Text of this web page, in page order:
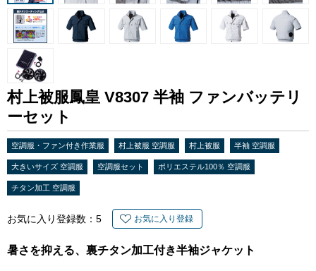
村上被服鳳皇 V8307 半袖 ファンバッテリ
ーセット
空調服・ファン付き作業服 村上被服 空調服 村上被服 半袖 空調服
大きいサイズ 空調服 空調服セット ポリエステル100％ 空調服
チタン加工 空調服
お気に入り登録数： 5 お気に入り登録
暑さを抑える、裏チタン加工付き半袖ジャケット